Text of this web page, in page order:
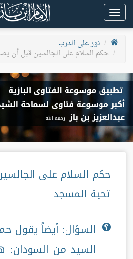
Toggle
navigation
نور على الدرب
حكم السلام على الجالسين قبل أن
حكم السلام على
تحية المسجد
السؤال: أيضاً يقول
السيد من السودان: